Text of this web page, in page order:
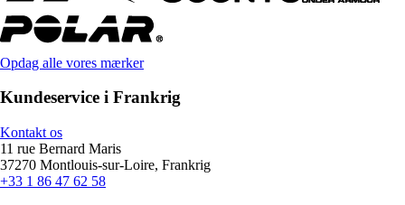
Opdag alle vores mærker
Kundeservice i Frankrig
Kontakt os
11 rue Bernard Maris
37270 Montlouis-sur-Loire, Frankrig
+33 1 86 47 62 58